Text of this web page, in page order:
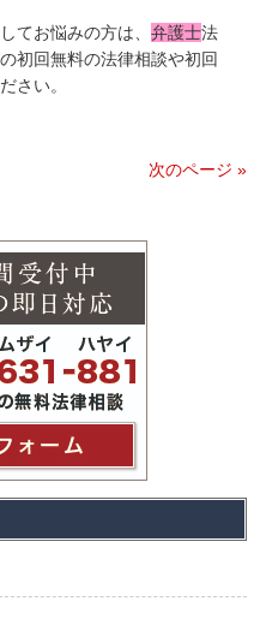
てお悩みの方は、弁護士法
初回無料の法律相談や初回
さい。
次のページ »